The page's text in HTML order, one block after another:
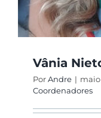
Vânia
PorAndre | maio
Coordenadores